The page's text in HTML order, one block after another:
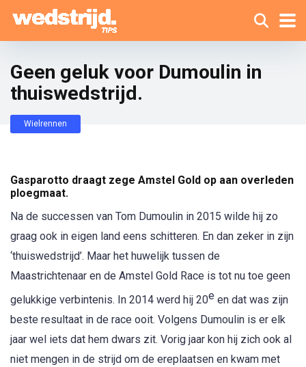
Geen geluk voor Dumoulin in
thuiswedstrijd.
Wielrennen
Gasparotto draagt zege Amstel Gold op aan overleden
ploegmaat.
Na de successen van Tom Dumoulin in 2015 wilde hij zo
graag ook in eigen land eens schitteren. En dan zeker in zijn
‘thuiswedstrijd’. Maar het huwelijk tussen de
Maastrichtenaar en de Amstel Gold Race is tot nu toe geen
gelukkige verbintenis. In 2014 werd hij 20e en dat was zijn
beste resultaat in de race ooit. Volgens Dumoulin is er elk
jaar wel iets dat hem dwars zit. Vorig jaar kon hij zich ook al
niet mengen in de strijd om de ereplaatsen en kwam met